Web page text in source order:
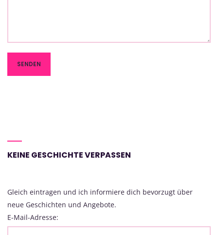
KEINE GESCHICHTE VERPASSEN
Gleich eintragen und ich informiere dich bevorzugt über
neue Geschichten und Angebote.
E-Mail-Adresse: